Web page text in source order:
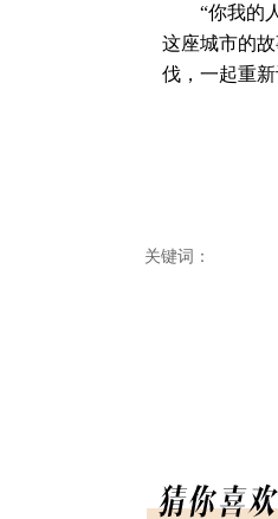
“你我的人
这座城市的
伐，一起重
关键词：